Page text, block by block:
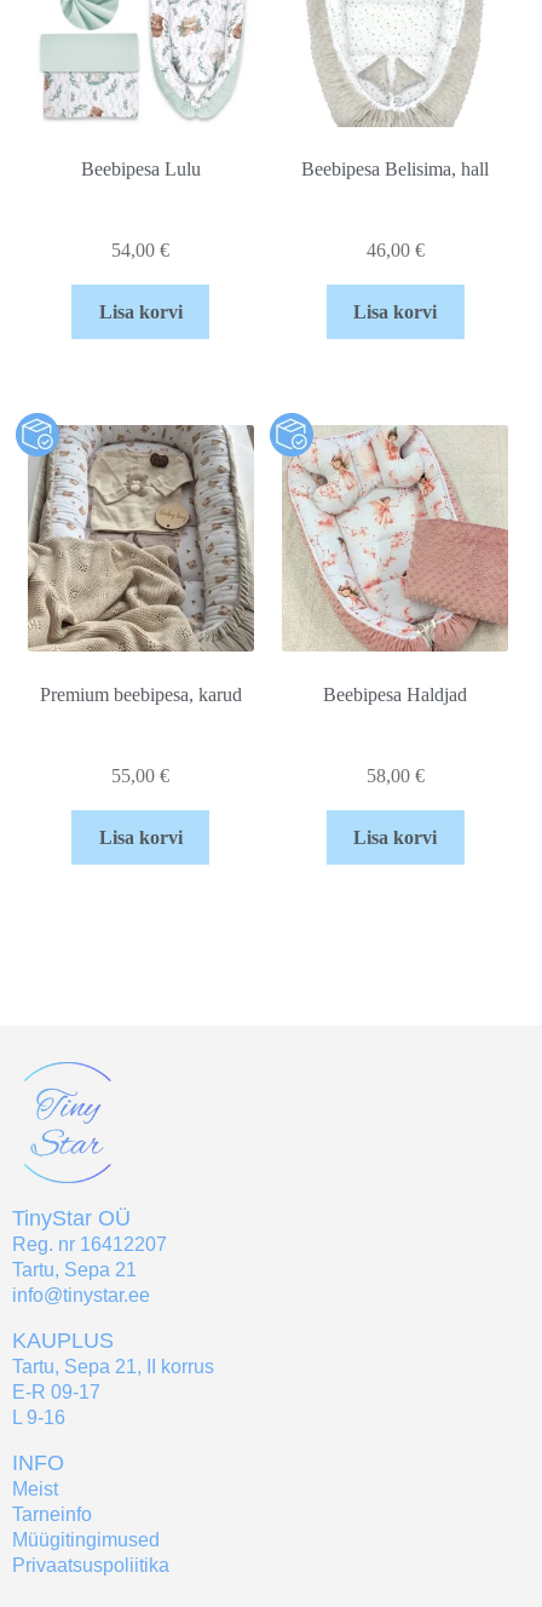
Beebipesa Lulu
54,00€
Lisa korvi
Beebipesa Belisima, hall
46,00 €
Lisa korvi
Premium beebipesa, karud
55,00€
Lisa korvi
Beebipesa Haldjad
58,00 €
Lisa korvi
TinyStar OÜ
Reg. nr 16412207
Tartu, Sepa 21
info@tinystar.ee
KAUPLUS
Tartu, Sepa 21, II korrus
E-R 09-17
L 9-16
INFO
Meist
Tarneinfo
Müügitingimused
Privaatsuspoliitika